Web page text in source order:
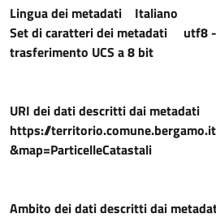
Lingua dei metadati Italiano
Set di caratteri dei metadati utf8 -
trasferimento UCS a 8 bit
URI dei dati descritti dai metadati
https://
&map=ParticelleCatastali
Ambito dei dati descritti dai